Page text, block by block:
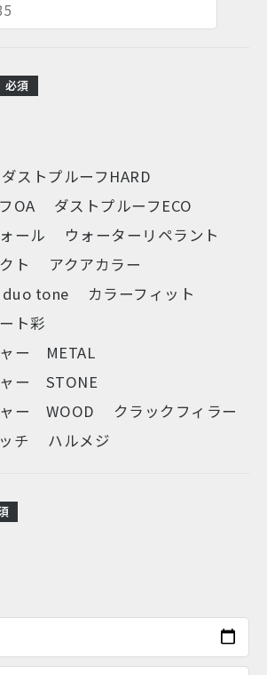
必須
ダストプルーフHARD
OA
ダストプルーフECO
ール
ウォーターリペラント
ト
アクアカラー
duo tone
カラーフィット
ト彩
ー METAL
ー STONE
ー WOOD
クラックフィラー
チ
ハルメジ